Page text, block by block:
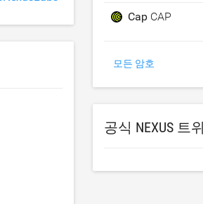
Cap CAP
모든 암호
공식 NEXUS 트